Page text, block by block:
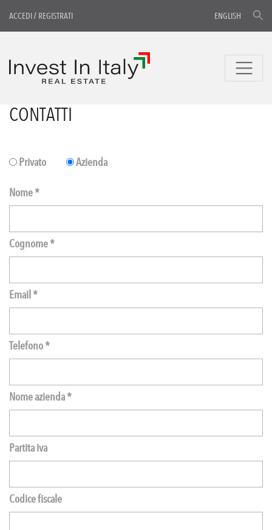
ACCEDI/ REGISTRATI ENGLISH
CONTATTI
Privato Azienda
Nome *
Cognome *
Email *
Telefono *
Nome azienda *
Partita iva
Codice fiscale